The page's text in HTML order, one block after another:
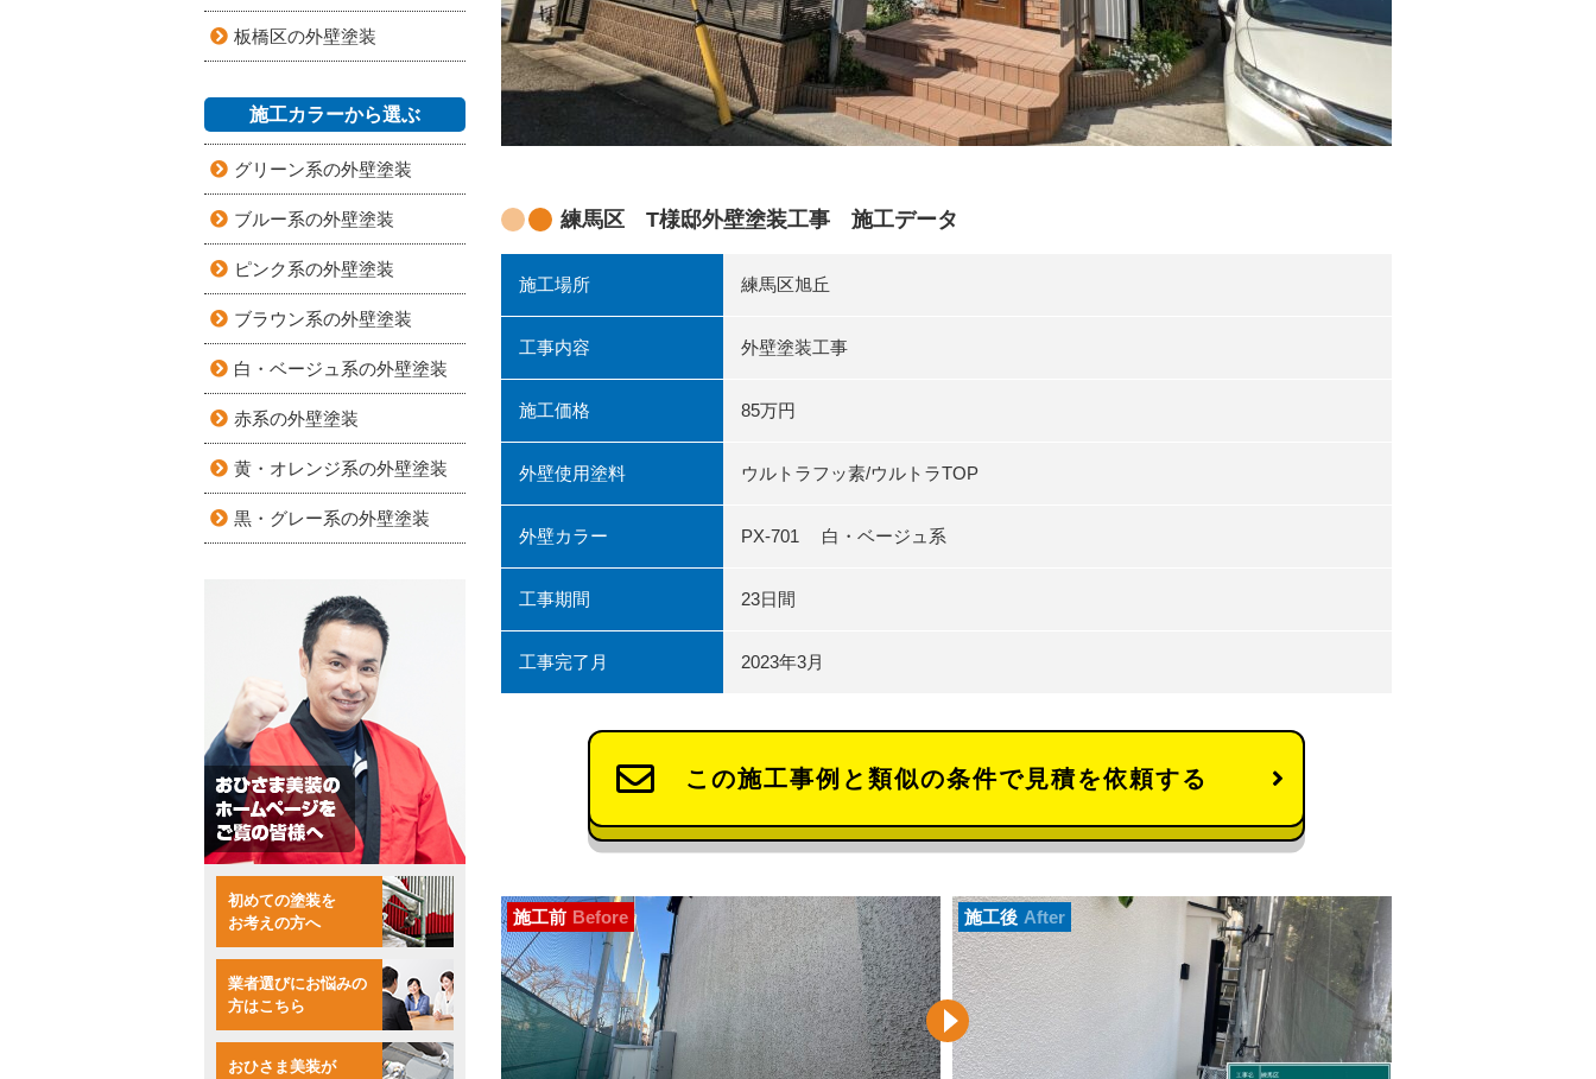
練馬区 T様邸外壁塗装工事 施工データ
施工場所 練馬区旭丘
工事内容 外壁塗装工事
施工価格 85万円
外壁使用塗料 ウルトラフッ素/ウルトラTOP
外壁カラー PX-701 白・ベージュ系
工事期間 23日間
工事完了月 2023年3月
この施工事例と類似の条件で見積を依頼する
施工前 Before 施工後 After
板橋区の外壁塗装
施工カラーから選ぶ
グリーン系の外壁塗装
ブルー系の外壁塗装
ピンク系の外壁塗装
ブラウン系の外壁塗装
白・ベージュ系の外壁塗装
赤系の外壁塗装
黄・オレンジ系の外壁塗装
黒・グレー系の外壁塗装
初めての塗装を
お考えの方へ
業者選びにお悩みの
方はこちら
おひさま美装が